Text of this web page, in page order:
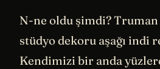
N-ne oldu şimdi?
stüdyo dekoru aşağı indi
Kendimizi bir anda